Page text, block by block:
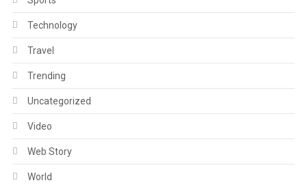
Technology
Travel
Trending
Uncategorized
Video
Web Story
World